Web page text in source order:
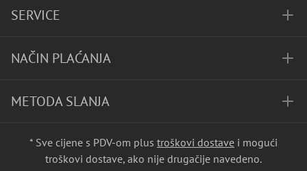
SERVICE
NAČIN PLAĆANJA
METODA SLANJA
* Sve cijene s PDV-om plus troškovi dostave i mogući
troškovi dostave, ako nije drugačije navedeno.